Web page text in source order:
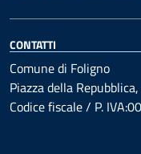
CONTATTI
Comune di Foligno
Piazza della
Codice fiscale / P.